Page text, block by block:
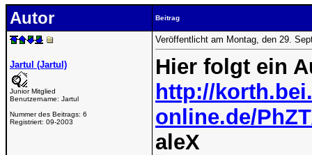
Autor Beitrag
Jartul (Jartul)
Junior Mitglied
Benutzername: Jartul
Nummer des Beitrags: 6
Registriert: 09-2003
Veröffentlicht am Montag, den 29.
Hier folgt ein
http://
online.de/
aleX